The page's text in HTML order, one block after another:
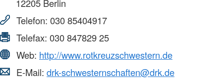
12205 Berlin
Telefon: 030 85404917
Telefax: 030 847829 25
Web: http://www.rotkreuzschwestern.de
E-Mail: drk-schwesternschaften@drk.de